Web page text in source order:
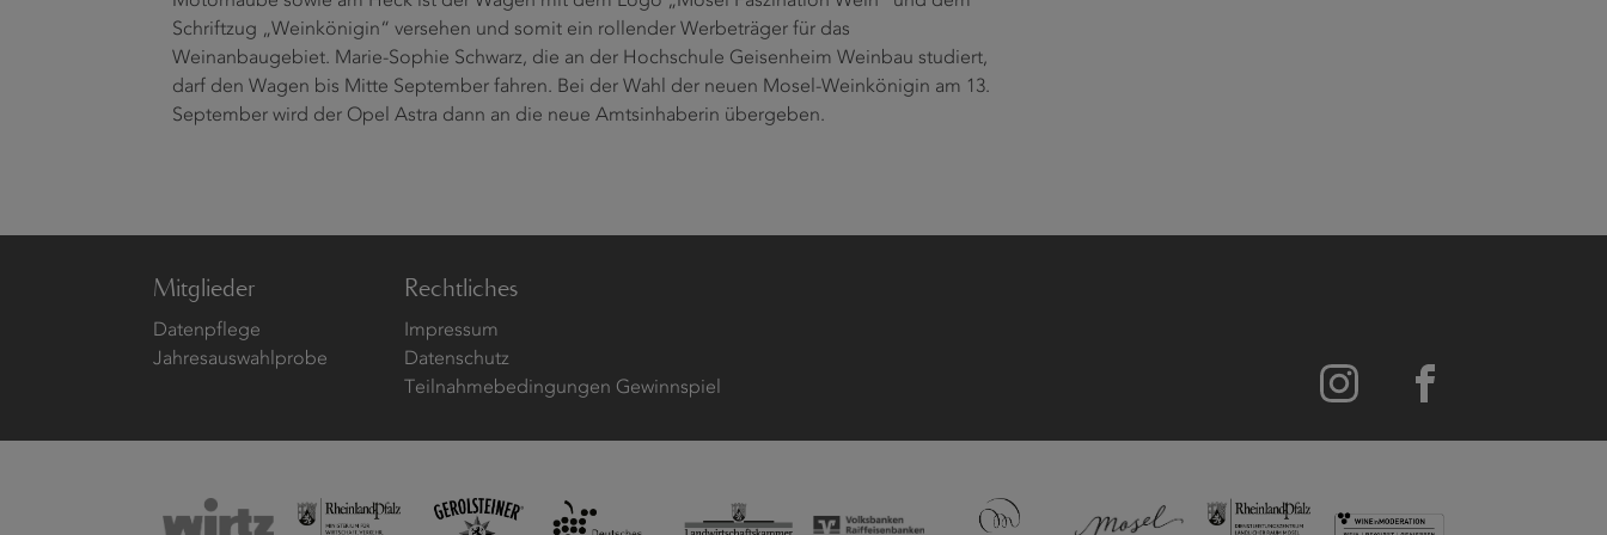
Schriftzug „Weinkönigin“ versehen und somit ein rollender Werbeträger für das
Weinanbaugebiet. Marie-Sophie Schwarz, die an der Hochschule Geisenheim Weinbau studiert,
darf den Wagen bis Mitte September fahren. Bei der Wahl der neuen Mosel-Weinkönigin am 13.
September wird der Opel Astra dann an die neue Amtsinhaberin übergeben.
Mitglieder
Datenpflege
Jahresauswahlprobe
Rechtliches
Impressum
Datenschutz
Teilnahmebedingungen Gewinnspiel